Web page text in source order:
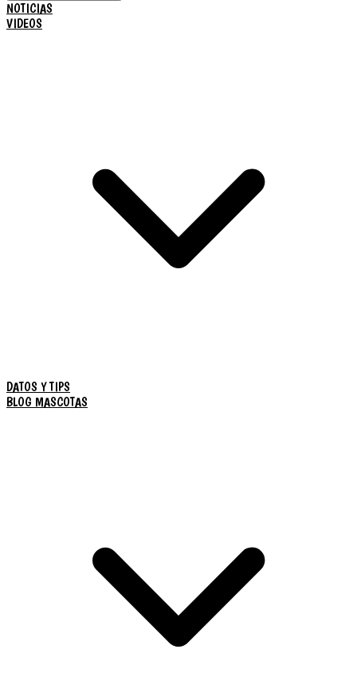
NOTICIAS
VIDEOS
DATOS Y TIPS
BLOG MASCOTAS